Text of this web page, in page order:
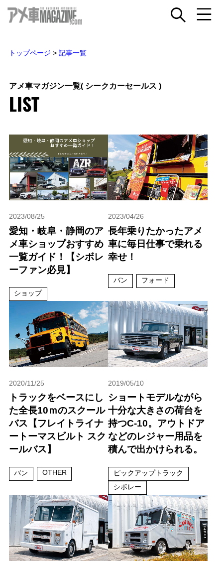
トップページ > 記事一覧
アメ車マガジン一覧( シークカーセールス )
LIST
2023/08/25
愛知・岐阜・静岡のア
メ車ショップおすすめ
一覧ガイド！【シボレ
ーファン必見】
ショップ
2023/04/26
長年乗りたかったアメ
車に毎日仕事で乗れる
幸せ！
バン フォード
2020/11/25
トラックをベースにし
た全長10ｍのスクール
バス【フレイトライナ
ートーマスビルト スク
ールバス】
バン OTHER
2019/05/10
ショートモデルながら
十分な大きさの荷台を
持つC-10。アウトドア
などのレジャー用品を
積んで出かけられる。
ピックアップトラック
シボレー